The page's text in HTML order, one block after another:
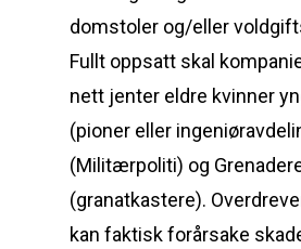
domstoler og/eller
Fullt oppsatt skal
nett jenter eldre kvinner
(pioner eller
(Militærpoliti) og
(granatkastere).
kan faktisk forårsake